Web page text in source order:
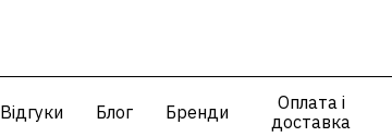
Відгуки Блог Бренди
Оплата і
доставка